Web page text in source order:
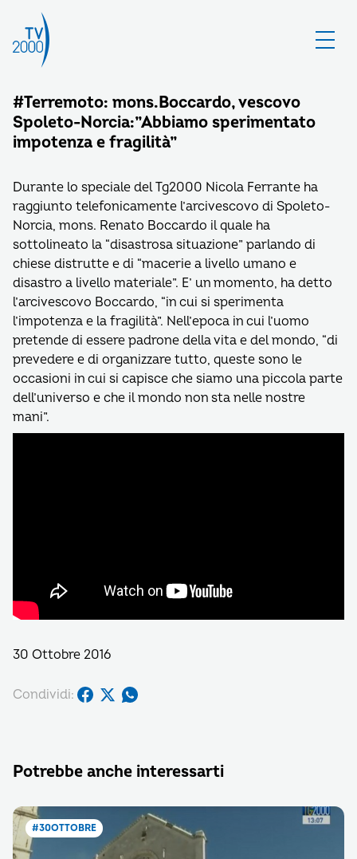
#Terremoto: mons.Boccardo, vescovo
Spoleto-Norcia:”Abbiamo sperimentato
impotenza e fragilità”
Durante lo speciale del Tg2000 Nicola Ferrante ha
raggiunto telefonicamente l’arcivescovo di Spoleto-
Norcia, mons. Renato Boccardo il quale ha
sottolineato la “disastrosa situazione” parlando di
chiese distrutte e di “macerie a livello umano e
disastro a livello materiale”. E’ un momento, ha detto
l’arcivescovo Boccardo, “in cui si sperimenta
l’impotenza e la fragilità”. Nell’epoca in cui l’uomo
pretende di essere padrone della vita e del mondo, “di
prevedere e di organizzare tutto, queste sono le
occasioni in cui si capisce che siamo una piccola parte
dell’universo e che il mondo non sta nelle nostre
mani”.
30 Ottobre 2016
Condividi:
Potrebbe anche interessarti
#30OTTOBRE